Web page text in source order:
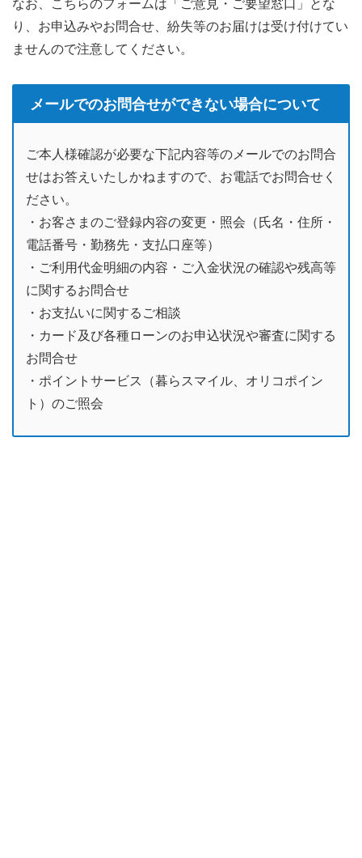
なお、こちらのフォームは「ご意見・ご要望窓口」とな
り、お申込みやお問合せ、紛失等のお届けは受け付けてい
ませんので注意してください。
メールでのお問合せができない場合について
ご本人様確認が必要な下記内容等のメールでのお問合
せはお答えいたしかねますので、お電話でお問合せく
ださい。
・お客さまのご登録内容の変更・照会（氏名・住所・
電話番号・勤務先・支払口座等）
・ご利用代金明細の内容・ご入金状況の確認や残高等
に関するお問合せ
・お支払いに関するご相談
・カード及び各種ローンのお申込状況や審査に関する
お問合せ
・ポイントサービス（暮らスマイル、オリコポイン
ト）のご照会